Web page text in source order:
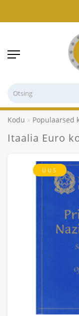
Kodu Populaarsed
Itaalia Euro
UUS